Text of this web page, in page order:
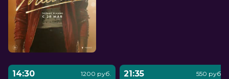
14:30 1200 руб. 21:35 550 руб.